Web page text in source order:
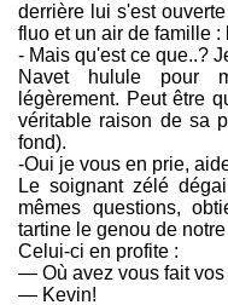
derrière lui s'est
fluo et un air de famille :
- Mais qu'est ce que..?
Navet hulule pour
légèrement. Peut être
véritable raison de sa
fond).
-Oui je vous en prie,
Le soignant zélé
mêmes questions,
tartine le genou de
Celui-ci en profite :
— Où avez vous fait
— Kevin!